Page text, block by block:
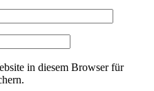
in diesem Browser für